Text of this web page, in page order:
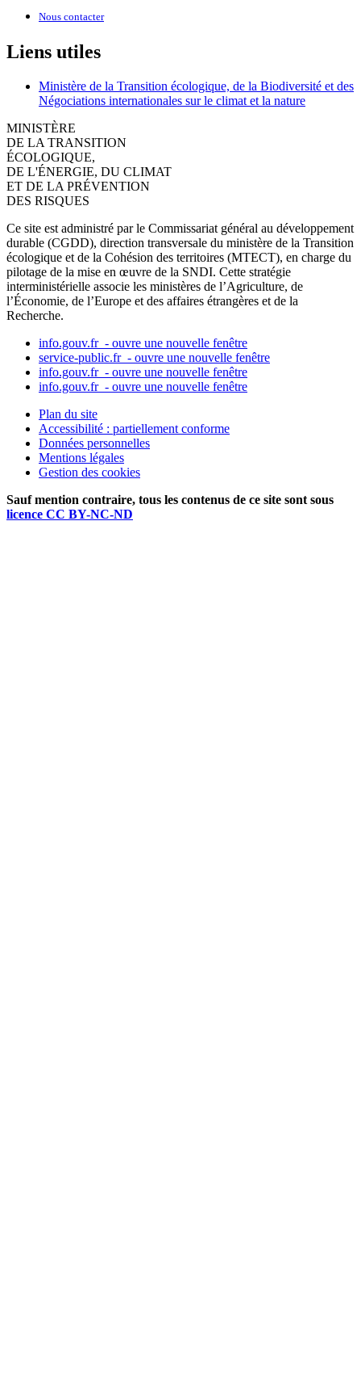
Nous contacter
Liens utiles
Ministère de la Transition écologique, de la Biodiversité et des
Négociations internationales sur le climat et la nature
MINISTÈRE
DE LA TRANSITION
ÉCOLOGIQUE,
DE L'ÉNERGIE, DU CLIMAT
ET DE LA PRÉVENTION
DES RISQUES
Ce site est administré par le Commissariat général au développement
durable (CGDD), direction transversale du ministère de la Transition
écologique et de la Cohésion des territoires (MTECT), en charge du
pilotage de la mise en œuvre de la SNDI. Cette stratégie
interministérielle associe les ministères de l’Agriculture, de
l’Économie, de l’Europe et des affaires étrangères et de la
Recherche.
info.gouv.fr - ouvre une nouvelle fenêtre
service-public.fr - ouvre une nouvelle fenêtre
info.gouv.fr - ouvre une nouvelle fenêtre
info.gouv.fr - ouvre une nouvelle fenêtre
Plan du site
Accessibilité : partiellement conforme
Données personnelles
Mentions légales
Gestion des cookies
Sauf mention contraire, tous les contenus de ce site sont sous
licence CC BY-NC-ND